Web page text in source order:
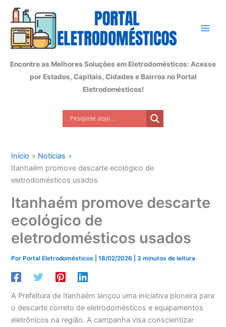
conteúdo
Encontre as Melhores Soluções em Eletrodomésticos: Acesse
por Estados, Capitais, Cidades e Bairros no Portal
Eletrodomésticos!
Início
Notícias
Itanhaém promove descarte ecológico de
eletrodomésticos usados
Itanhaém promove descarte
ecológico de
eletrodomésticos usados
PorPortal Eletrodomésticos |18/02/2026 |3 minutos de leitura
A Prefeitura de Itanhaém lançou uma iniciativa pioneira para
o descarte correto de eletrodomésticos e equipamentos
eletrônicos na região. A campanha visa conscientizar